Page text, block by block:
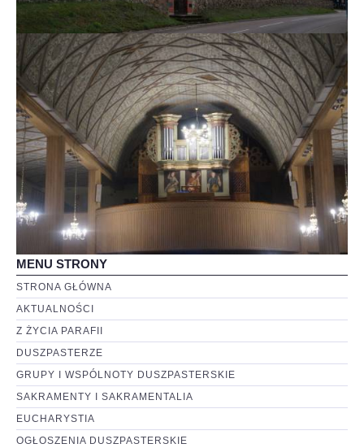
MENU STRONY
STRONA GŁÓWNA
AKTUALNOŚCI
Z ŻYCIA PARAFII
DUSZPASTERZE
GRUPY I WSPÓLNOTY DUSZPASTERSKIE
SAKRAMENTY I SAKRAMENTALIA
EUCHARYSTIA
OGŁOSZENIA DUSZPASTERSKIE